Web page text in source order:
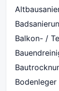
Balkon- /
Bodenleger